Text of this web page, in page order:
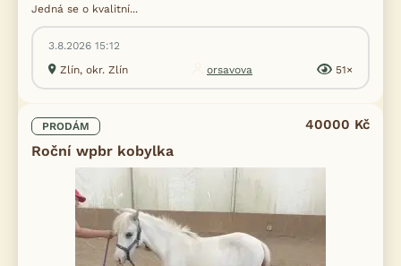
Jedná se o kvalitní...
3.8.2026 15:12
Zlín, okr. Zlín
orsavova 51×
PRODÁM
Roční wpbr kobylka
40000 Kč